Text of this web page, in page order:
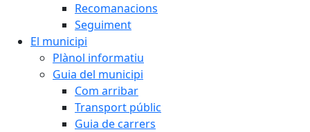
Recomanacions
Seguiment
El municipi
Plànol informatiu
Guia del municipi
Com arribar
Transport públic
Guia de carrers